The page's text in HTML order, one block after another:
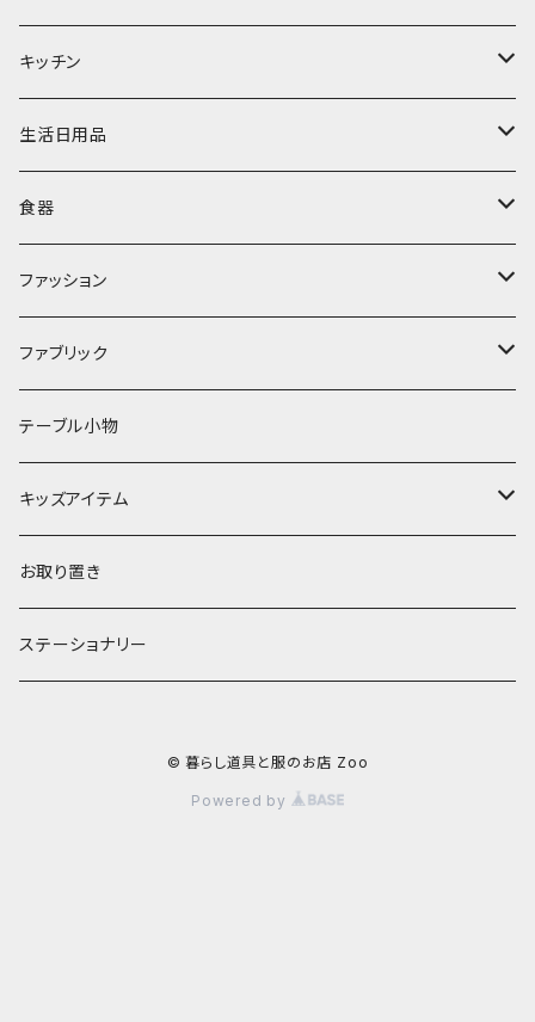
置物・オブジェ
ミラー
ぬいぐるみ
時計
フラワーベース
ランプ
キッチン
水筒・マグ
カトラリー
食器
その他
生活日用品
タオル・ハンカチ
キッチンクロス
その他
食器
コップ・マグカップ
プレート
ボウル
お茶碗
汁椀・丼ぶり
ファッション
バッグ
エプロン
財布・ポーチ
雨傘・日傘
靴・くつした
ファブリック
タオル
クッションカバー
スローケット
テーブル小物
キッズアイテム
靴
スタイ・エプロン
お取り置き
ステーショナリー
© 暮らし道具と服のお店 Zoo
Powered by